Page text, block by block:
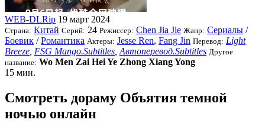
WEB-DLRip 19 март 2024
Страна: Китай Серий: 24 Режиссер: Chen Jia Jie Жанр: Сериалы /
Боевик /Романтика Актеры: Jesse Ren, Fang Jin Перевод: Light
Breeze FSG Mango.Subtitles Автоперевод.Subtitles Другое
название: Wo Men Zai Hei Ye Zhong Xiang Yong
15 мин.
Смотреть дораму Объятия темной
ночью онлайн